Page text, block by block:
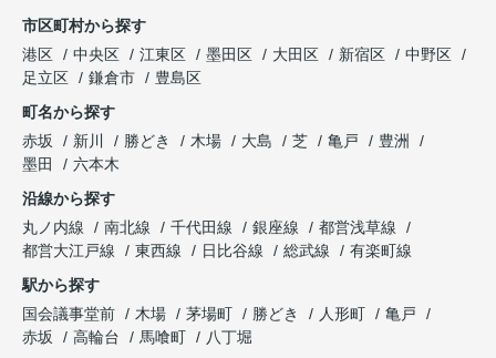
市区町村から探す
港区
中央区 江東区 墨田区 大田区 新宿区
中野区
足立区
鎌倉市
豊島区
町名から探す
赤坂
新川 勝どき 木場 大島 芝 亀戸
豊洲
墨田
六本木
沿線から探す
丸ノ内線
南北線 千代田線 銀座線
都営浅草線
都営大江戸線
東西線 日比谷線 総武線
有楽町線
駅から探す
国会議事堂前
木場 茅場町 勝どき 人形町
亀戸
赤坂
高輪台 馬喰町 八丁堀